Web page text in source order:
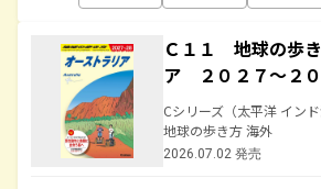
Ｃ１１ 地球の歩
ア ２０２７～２
Cシリーズ（太平洋 イン
地球の歩き方 海外
2026.07.02 発売